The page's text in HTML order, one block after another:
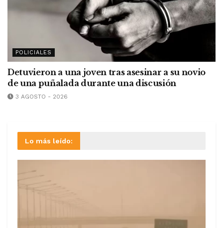
POLICIALES
Detuvieron a una joven tras asesinar a su novio
de una puñalada durante una discusión
3 AGOSTO - 2026
Lo más leído: